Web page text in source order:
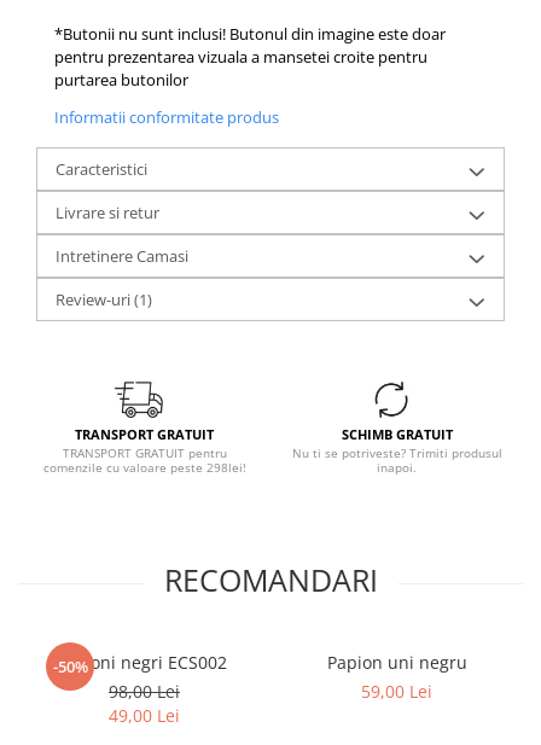
*Butonii nu sunt inclusi! Butonul din imagine este doar
pentru prezentarea vizuala a mansetei croite pentru
purtarea butonilor
Informatii conformitate produs
Caracteristici
Livrare si retur
Intretinere Camasi
Review-uri(1)
TRANSPORT GRATUIT
TRANSPORT GRATUIT pentru
comenzile cu valoare peste 298lei!
SCHIMB GRATUIT
Nu ti se potriveste? Trimiti produsul
inapoi.
RECOMANDARI
-50%
Butoni negri ECS002
98,00 Lei
49,00 Lei
Papion uni negru
59,00 Lei